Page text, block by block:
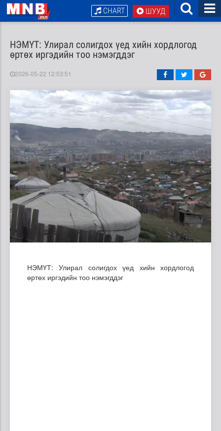
ШУУД
CHART
НЭМҮТ: Улирал солигдох үед хийн хордлогод
өртөх иргэдийн тоо нэмэгддэг
2026-05-22 12:53:51
НЭМҮТ: Улирал солигдох үед хийн хордлогод
өртөх иргэдийн тоо нэмэгддэг